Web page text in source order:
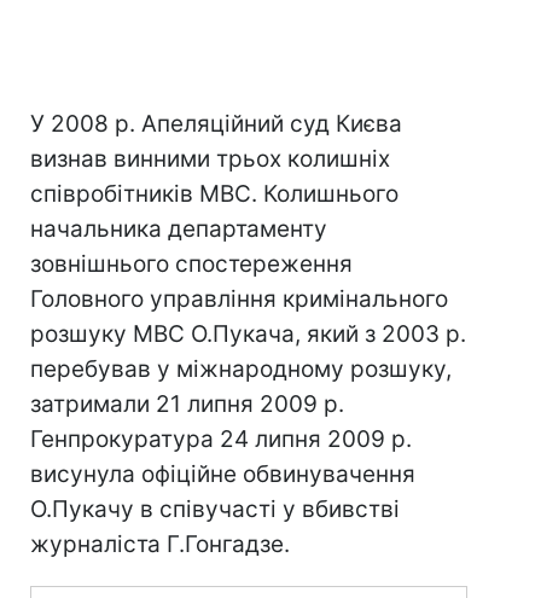
У 2008 р. Апеляційний суд Києва
визнав винними трьох колишніх
співробітників МВС. Колишнього
начальника департаменту
зовнішнього спостереження
Головного управління кримінального
розшуку МВС О.Пукача, який з 2003 р.
перебував у міжнародному розшуку,
затримали 21 липня 2009 р.
Генпрокуратура 24 липня 2009 р.
висунула офіційне обвинувачення
О.Пукачу в співучасті у вбивстві
журналіста Г.Гонгадзе.